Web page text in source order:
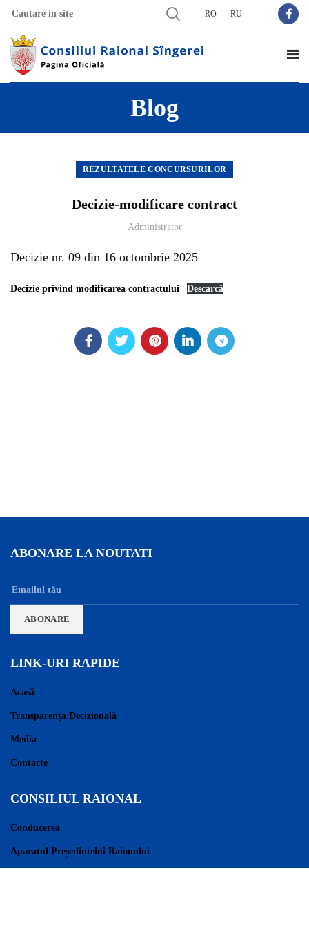
RO RU
Blog
REZULTATELE CONCURSURILOR
Decizie-modificare contract
Administrator
Decizie nr. 09 din 16 octombrie 2025
Decizie privind modificarea contractului Descarcă
ABONARE LA NOUTATI
LINK-URI RAPIDE
Acasă
Transparența Decizională
Media
Contacte
CONSILIUL RAIONAL
Conducerea
Aparatul Președintelui Raionului